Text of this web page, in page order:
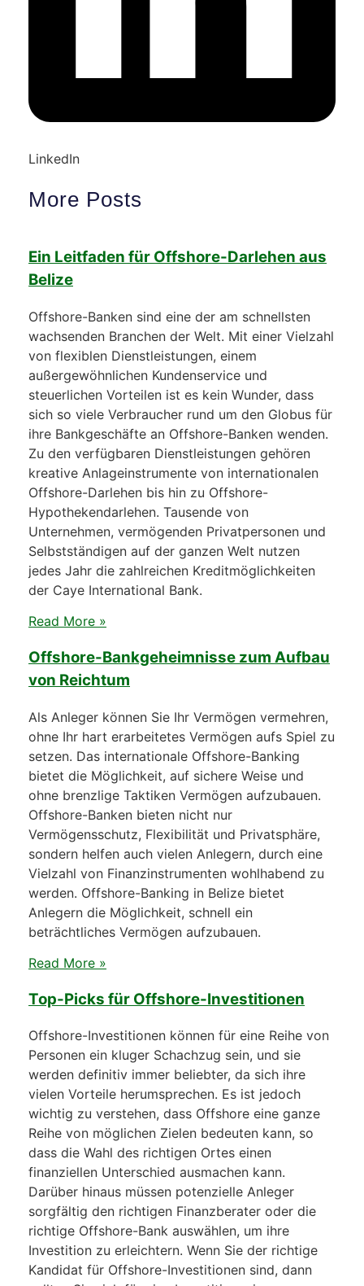
LinkedIn
More Posts
Ein Leitfaden für Offshore-Darlehen aus
Belize
Offshore-Banken sind eine der am schnellsten
wachsenden Branchen der Welt. Mit einer Vielzahl
von flexiblen Dienstleistungen, einem
außergewöhnlichen Kundenservice und
steuerlichen Vorteilen ist es kein Wunder, dass
sich so viele Verbraucher rund um den Globus für
ihre Bankgeschäfte an Offshore-Banken wenden.
Zu den verfügbaren Dienstleistungen gehören
kreative Anlageinstrumente von internationalen
Offshore-Darlehen bis hin zu Offshore-
Hypothekendarlehen. Tausende von
Unternehmen, vermögenden Privatpersonen und
Selbstständigen auf der ganzen Welt nutzen
jedes Jahr die zahlreichen Kreditmöglichkeiten
der Caye International Bank.
Read More »
Offshore-Bankgeheimnisse zum Aufbau
von Reichtum
Als Anleger können Sie Ihr Vermögen vermehren,
ohne Ihr hart erarbeitetes Vermögen aufs Spiel zu
setzen. Das internationale Offshore-Banking
bietet die Möglichkeit, auf sichere Weise und
ohne brenzlige Taktiken Vermögen aufzubauen.
Offshore-Banken bieten nicht nur
Vermögensschutz, Flexibilität und Privatsphäre,
sondern helfen auch vielen Anlegern, durch eine
Vielzahl von Finanzinstrumenten wohlhabend zu
werden. Offshore-Banking in Belize bietet
Anlegern die Möglichkeit, schnell ein
beträchtliches Vermögen aufzubauen.
Read More »
Top-Picks für Offshore-Investitionen
Offshore-Investitionen können für eine Reihe von
Personen ein kluger Schachzug sein, und sie
werden definitiv immer beliebter, da sich ihre
vielen Vorteile herumsprechen. Es ist jedoch
wichtig zu verstehen, dass Offshore eine ganze
Reihe von möglichen Zielen bedeuten kann, so
dass die Wahl des richtigen Ortes einen
finanziellen Unterschied ausmachen kann.
Darüber hinaus müssen potenzielle Anleger
sorgfältig den richtigen Finanzberater oder die
richtige Offshore-Bank auswählen, um ihre
Investition zu erleichtern. Wenn Sie der richtige
Kandidat für Offshore-Investitionen sind, dann